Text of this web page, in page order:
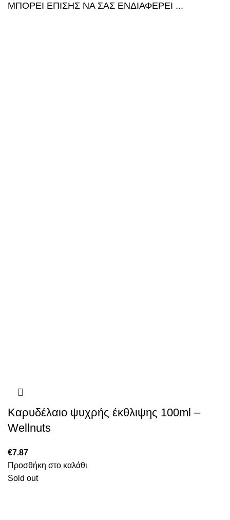
ΜΠΟΡΕΙ ΕΠΙΣΗΣ ΝΑ ΣΑΣ ΕΝΔΙΑΦΕΡΕΙ ...
Καρυδέλαιο ψυχρής έκθλιψης 100ml –
Wellnuts
€7.87
Προσθήκη στο καλάθι
Sold out